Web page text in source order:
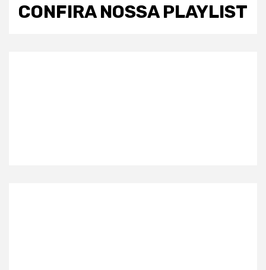
CONFIRA NOSSA PLAYLIST